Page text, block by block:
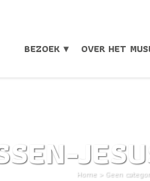
BEZOEK ▾ OVER HET
Home > Geen